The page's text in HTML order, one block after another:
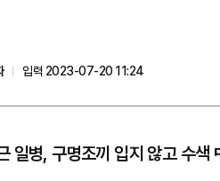
입력 2023-07-20 11:24
일병, 구명조끼 입지 않고 수색